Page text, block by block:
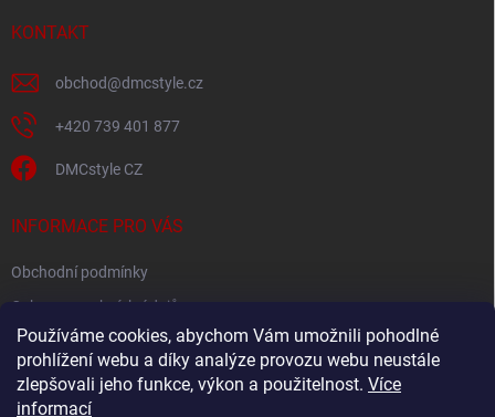
Používáme cookies, abychom Vám umožnili pohodlné
prohlížení webu a díky analýze provozu webu neustále
zlepšovali jeho funkce, výkon a použitelnost. Více
informací
KONTAKT
obchod@dmcstyle.cz
+420 739 401 877
DMCstyle CZ
INFORMACE PRO VÁS
Obchodní podmínky
Ochrana osobních údajů
FACEBOOK